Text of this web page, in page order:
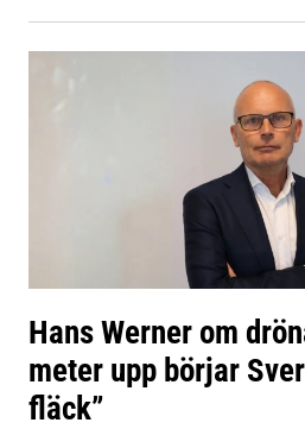
Hans Werner om
meter upp börjar
fläck”